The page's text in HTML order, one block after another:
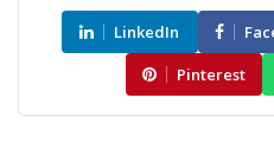
LinkedIn
Pinterest